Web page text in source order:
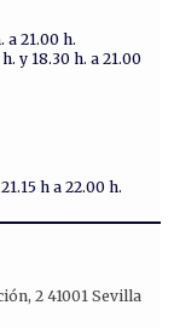
a 21.00 h.
y 18.30 h. a 21.00
h a 22.00 h.
2 41001 Sevilla